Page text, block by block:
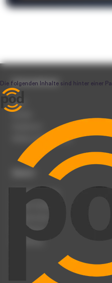
Unternehmen
Team
Werben auf podcast.de
Podcast anmelden
Podcast hochladen
Podcast-Events
Registrierung
Anmeldung